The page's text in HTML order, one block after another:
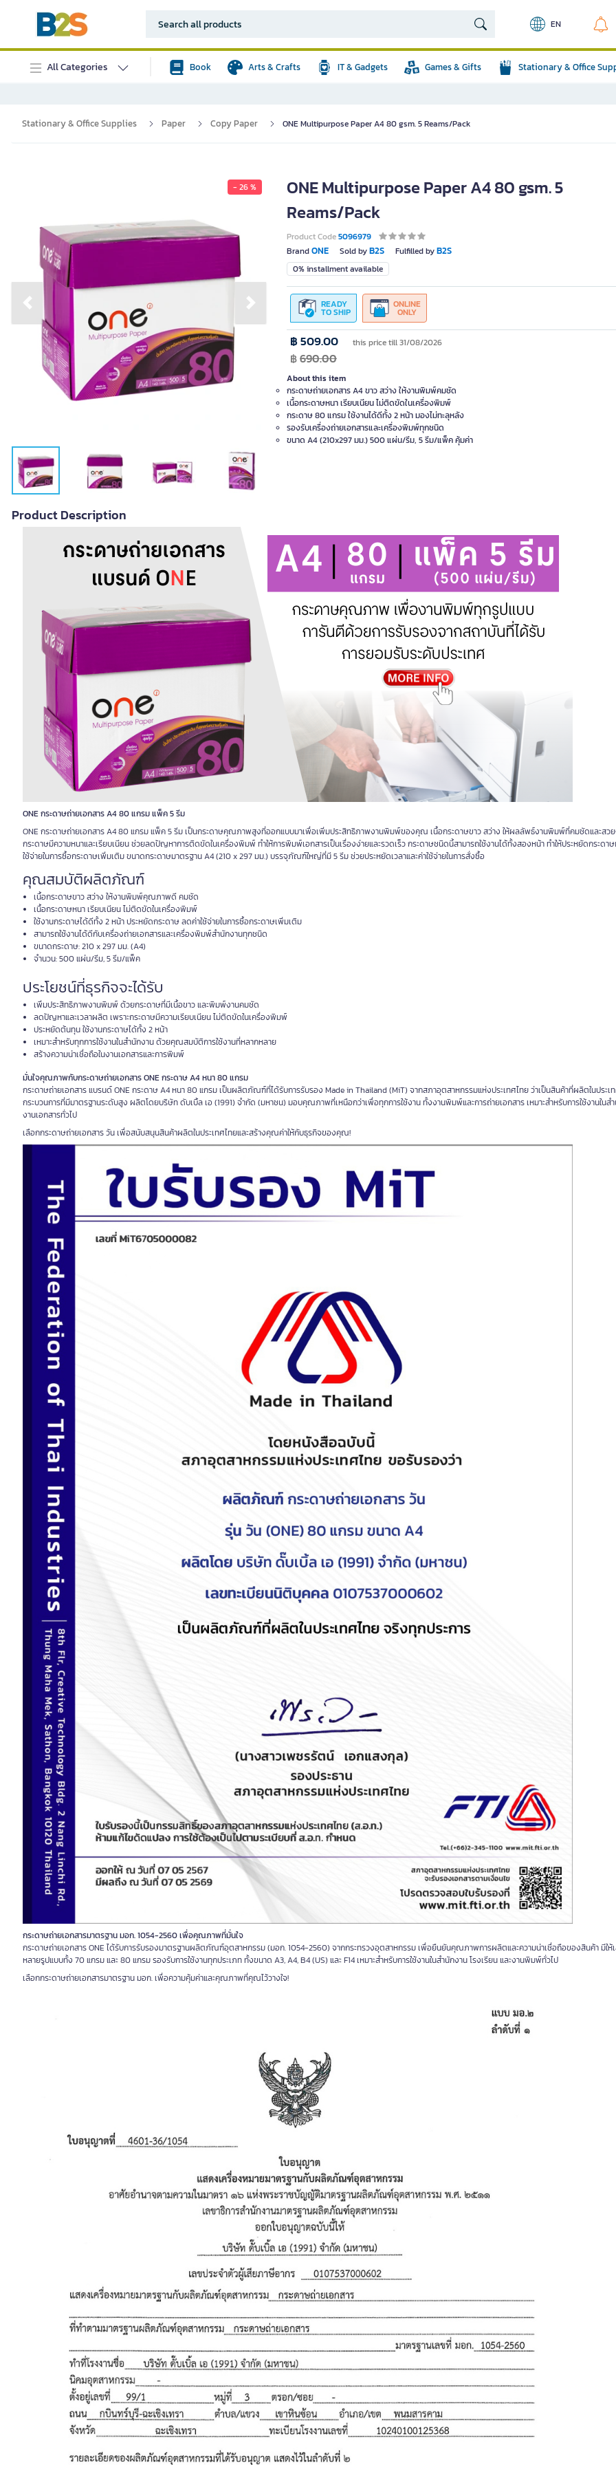
EN
All Categories Book Arts & Crafts IT & Gadgets Games & Gifts Stationary & Office
Stationary & Office Supplies Paper Copy Paper ONE Multipurpose Paper A4 80 gsm. 5 Reams/Pack
- 26 %
Previous slide Next slide
ONE Multipurpose Paper A4 80 gsm. 5
Reams/Pack
Product Code5096979
BrandONE Sold byB2S Fulfilled byB2S
0% installment available
READY
TO SHIP
ONLINE
ONLY
฿ 509.00 this price till 31/08/2026
฿690.00
About this item
กระดาษถ่ายเอกสาร A4 ขาว สว่าง ให้งานพิมพ์คมชัด
เนื้อกระดาษหนา เรียบเนียน ไม่ติดขัดในเครื่องพิมพ์
กระดาษ 80 แกรม ใช้งานได้ดีทั้ง 2 หน้า มองไม่ทะลุหลัง
รองรับเครื่องถ่ายเอกสารและเครื่องพิมพ์ทุกชนิด
ขนาด A4 (210x297 มม.) 500 แผ่น/รีม, 5 รีม/แพ็ค คุ้มค่า
Product Description
ONE กระดาษถ่ายเอกสาร A4 80 แกรม แพ็ค 5 รีม
ONE กระดาษถ่ายเอกสาร A4 80 แกรม แพ็ค 5 รีม เป็นกระดาษคุณภาพสูงที่ออกแบบมาเพื่อเพิ่มประสิทธิภาพงานพิมพ์ของคุณ เนื้อกระดาษขาว สว่าง ให้ผลลัพธ์งานพิมพ์ที่คมชัดและสวย
กระดาษมีความหนาและเรียบเนียน ช่วยลดปัญหาการติดขัดในเครื่องพิมพ์ ทำให้การพิมพ์เอกสารเป็นเรื่องง่ายและรวดเร็ว กระดาษชนิดนี้สามารถใช้งานได้ทั้งสองหน้า ทำให้ประหยัดกระดา
ใช้จ่ายในการซื้อกระดาษเพิ่มเติม ขนาดกระดาษมาตรฐาน A4 (210 x 297 มม.) บรรจุภัณฑ์ใหญ่ที่มี 5 รีม ช่วยประหยัดเวลาและค่าใช้จ่ายในการสั่งซื้อ
คุณสมบัติผลิตภัณฑ์
เนื้อกระดาษขาว สว่าง ให้งานพิมพ์คุณภาพดี คมชัด
เนื้อกระดาษหนา เรียบเนียน ไม่ติดขัดในเครื่องพิมพ์
ใช้งานกระดาษได้ดีทั้ง 2 หน้า ประหยัดกระดาษ ลดค่าใช้จ่ายในการซื้อกระดาษเพิ่มเติม
สามารถใช้งานได้ดีกับเครื่องถ่ายเอกสารและเครื่องพิมพ์สำนักงานทุกชนิด
ขนาดกระดาษ: 210 x 297 มม. (A4)
จำนวน: 500 แผ่น/รีม, 5 รีม/แพ็ค
ประโยชน์ที่ธุรกิจจะได้รับ
เพิ่มประสิทธิภาพงานพิมพ์ ด้วยกระดาษที่มีเนื้อขาว และพิมพ์งานคมชัด
ลดปัญหาและเวลาผลิต เพราะกระดาษมีความเรียบเนียน ไม่ติดขัดในเครื่องพิมพ์
ประหยัดต้นทุน ใช้งานกระดาษได้ทั้ง 2 หน้า
เหมาะสำหรับทุกการใช้งานในสำนักงาน ด้วยคุณสมบัติการใช้งานที่หลากหลาย
สร้างความน่าเชื่อถือในงานเอกสารและการพิมพ์
มั่นใจคุณภาพกับกระดาษถ่ายเอกสาร ONE กระดาษ A4 หนา 80 แกรม
กระดาษถ่ายเอกสาร แบรนด์ ONE กระดาษ A4 หนา 80 แกรม เป็นผลิตภัณฑ์ที่ได้รับการรับรอง Made in Thailand (MiT) จากสภาอุตสาหกรรมแห่งประเทศไทย ว่าเป็นสินค้าที่ผลิตในประเ
กระบวนการที่มีมาตรฐานระดับสูง ผลิตโดยบริษัท ดับเบิ้ล เอ (1991) จำกัด (มหาชน) มอบคุณภาพที่เหนือกว่าเพื่อทุกการใช้งาน ทั้งงานพิมพ์และการถ่ายเอกสาร เหมาะสำหรับการใช้งานในส
งานเอกสารทั่วไป
เลือกกระดาษถ่ายเอกสาร วัน เพื่อสนับสนุนสินค้าผลิตในประเทศไทยและสร้างคุณค่าให้กับธุรกิจของคุณ!
กระดาษถ่ายเอกสารมาตรฐาน มอก. 1054-2560 เพื่อคุณภาพที่มั่นใจ
กระดาษถ่ายเอกสาร ONE ได้รับการรับรองมาตรฐานผลิตภัณฑ์อุตสาหกรรม (มอก. 1054-2560) จากกระทรวงอุตสาหกรรม เพื่อยืนยันคุณภาพการผลิตและความน่าเชื่อถือของสินค้า มีให้
หลายรูปแบบทั้ง 70 แกรม และ 80 แกรม รองรับการใช้งานทุกประเภท ทั้งขนาด A3, A4, B4 (US) และ F14 เหมาะสำหรับการใช้งานในสำนักงาน โรงเรียน และงานพิมพ์ทั่วไป
เลือกกระดาษถ่ายเอกสารมาตรฐาน มอก. เพื่อความคุ้มค่าและคุณภาพที่คุณไว้วางใจ!